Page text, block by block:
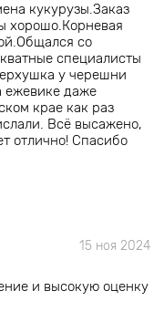
кукурузы.Заказ
хорошо.Корневая
со
специалисты
у черешни
ежевике даже
крае как раз
Всё высажено,
отлично! Спасибо
15 ноя 2024
и высокую оценку